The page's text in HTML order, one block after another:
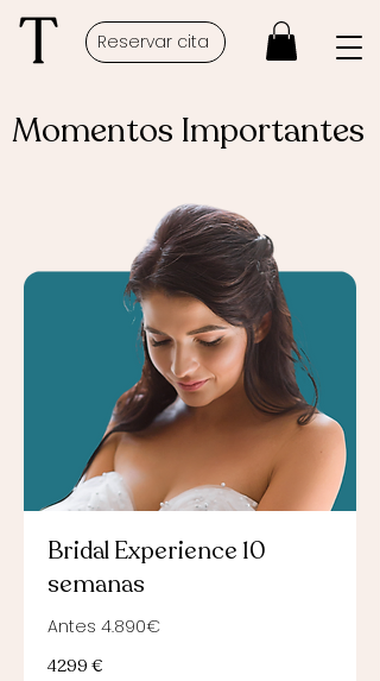
Reservar cita
Momentos Importantes
Bridal Experience 10
semanas
Antes 4.890€
4299
euros
4299 €